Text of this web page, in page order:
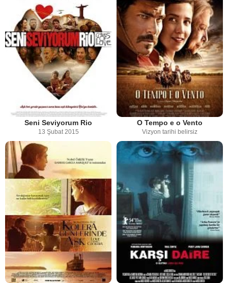
Seni Seviyorum Rio
13 Şubat 2015
O Tempo e o Vento
Vizyon tarihi belirsiz